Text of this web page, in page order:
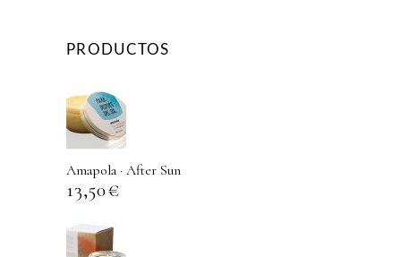
PRODUCTOS
Amapola · After Sun
13,50€